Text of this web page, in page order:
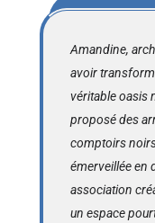
Amandine,
avoir
véritable oasis
proposé des
comptoirs
émerveillée en
association
un espace